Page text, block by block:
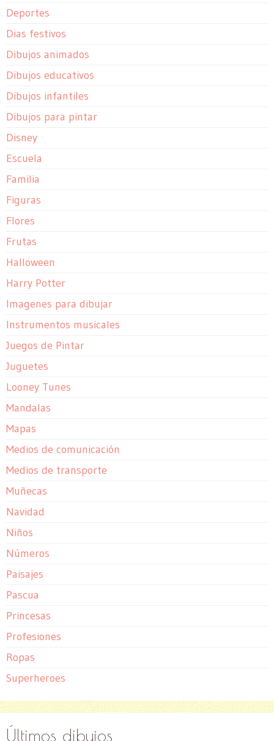
Deportes
Dias festivos
Dibujos animados
Dibujos educativos
Dibujos infantiles
Dibujos para pintar
Disney
Escuela
Familia
Figuras
Flores
Frutas
Halloween
Harry Potter
Imagenes para dibujar
Instrumentos musicales
Juegos de Pintar
Juguetes
Looney Tunes
Mandalas
Mapas
Medios de comunicación
Medios de transporte
Muñecas
Navidad
Niños
Números
Paisajes
Pascua
Princesas
Profesiones
Ropas
Superheroes
Últimos dibujos